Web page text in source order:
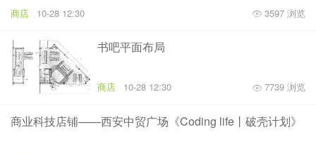
商店 10-28 12:30 3597 浏览
书吧平面布局
商店 10-28 12:30 7739 浏览
商业科技店铺——西安中贸广场《Coding life丨破壳计划》